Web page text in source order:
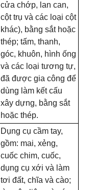
cửa chớp, lan can,
cột trụ và các loại cột
khác), bằng sắt hoặc
thép; tấm, thanh,
góc, khuôn, hình ống
và các loại tương tự,
đã được gia công để
dùng làm kết cấu
xây dựng, bằng sắt
hoặc thép.
Dụng cụ cầm tay,
gồm: mai, xẻng,
cuốc chim, cuốc,
dụng cụ xới và làm
tơi đất, chĩa và cào;